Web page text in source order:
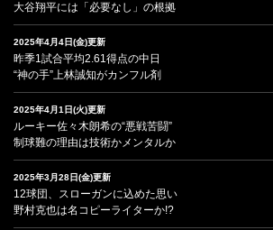
大谷翔平には「必要なし」の根拠
2025年4月4日(金)更新
昨季1試合平均2.61得点の中日
“神の手”上林誠知がカンフル剤
2025年4月1日(火)更新
ルーキー佐々木朗希の“悪戦苦闘”
制球難の理由は技術かメンタルか
2025年3月28日(金)更新
12球団、スローガンに込めた思い
野村克也は名コピーライターか!?